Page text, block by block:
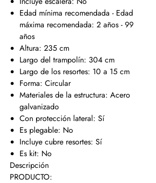
Edad mínima recomendada - Edad
máxima recomendada: 2 años - 99
años
Altura: 235 cm
Largo del trampolín: 304 cm
Largo de los resortes: 10 a 15 cm
Forma: Circular
Materiales de la estructura: Acero
galvanizado
Con protección lateral: Sí
Es plegable: No
Incluye cubre resortes: Sí
Es kit: No
Descripción
PRODUCTO: